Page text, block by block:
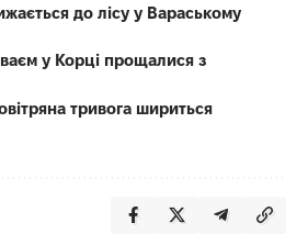
до лісу у Вараському
у Корці прощалися з
тривога шириться